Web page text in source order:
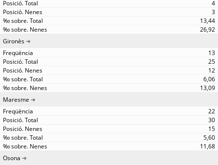
4
3
13,44
26,92
Gironès
13
25
12
6,06
13,09
Maresme
22
30
15
5,60
11,68
Osona